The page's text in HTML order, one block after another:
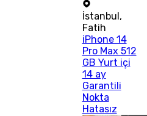
İstanbul ,
Fatih
iPhone 14
Pro Max 512
GB Yurt içi
14 ay
Garantili
Nokta
Hatasız